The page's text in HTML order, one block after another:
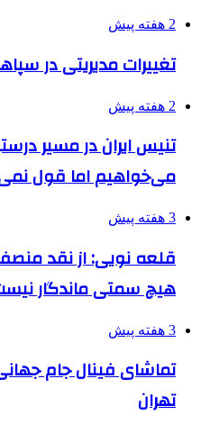
2 هفته پیش
تغییرات مدیریتی در
2 هفته پیش
تنیس ایران در مسیر
می‌خواهیم اما قول
3 هفته پیش
قلعه نویی: از نقد
هیچ سمتی ماندگار
3 هفته پیش
تماشای فینال جام
تهران